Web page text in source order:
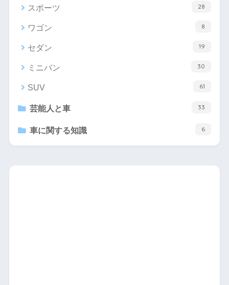
スポーツ 28
ワゴン 8
セダン 19
ミニバン 30
SUV 61
芸能人と車 33
車に関する知識 6